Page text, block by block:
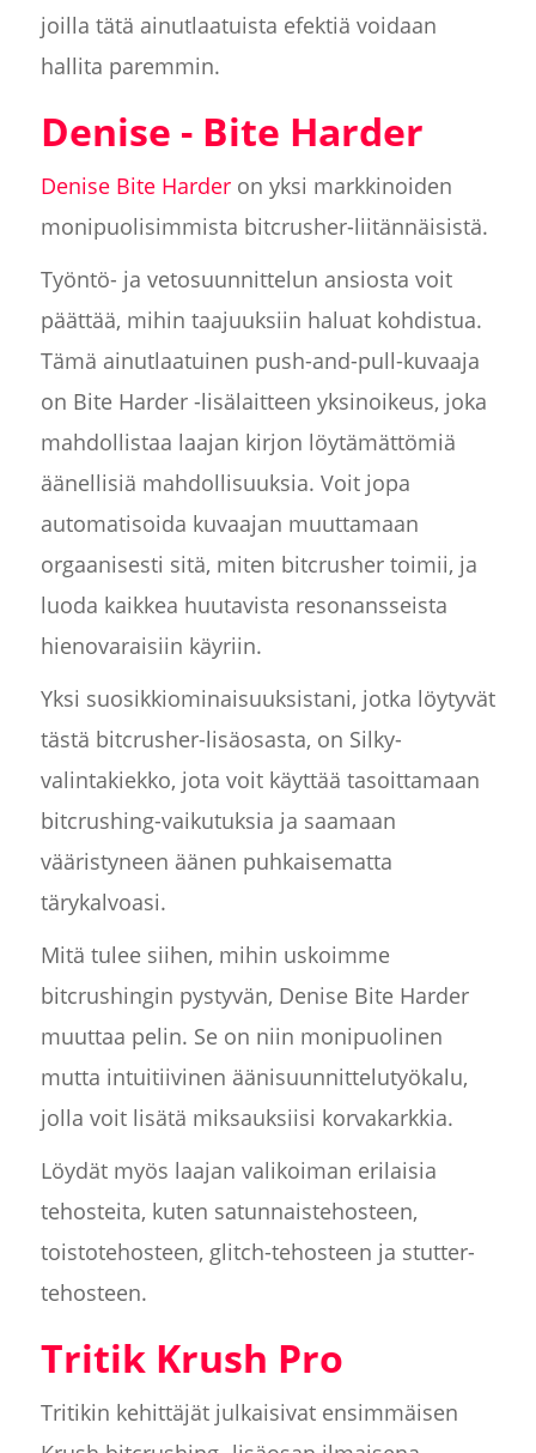
joilla tätä ainutlaatuista efektiä voidaan
hallita paremmin.
Denise - Bite Harder
Denise Bite Harderon yksi markkinoiden
monipuolisimmista bitcrusher-liitännäisistä.
Työntö- ja vetosuunnittelun ansiosta voit
päättää, mihin taajuuksiin haluat kohdistua.
Tämä ainutlaatuinen push-and-pull-kuvaaja
on Bite Harder -lisälaitteen yksinoikeus, joka
mahdollistaa laajan kirjon löytämättömiä
äänellisiä mahdollisuuksia. Voit jopa
automatisoida kuvaajan muuttamaan
orgaanisesti sitä, miten bitcrusher toimii, ja
luoda kaikkea huutavista resonansseista
hienovaraisiin käyriin.
Yksi suosikkiominaisuuksistani, jotka löytyvät
tästä bitcrusher-lisäosasta, on Silky-
valintakiekko, jota voit käyttää tasoittamaan
bitcrushing-vaikutuksia ja saamaan
vääristyneen äänen puhkaisematta
tärykalvoasi.
Mitä tulee siihen, mihin uskoimme
bitcrushingin pystyvän, Denise Bite Harder
muuttaa pelin. Se on niin monipuolinen
mutta intuitiivinen äänisuunnittelutyökalu,
jolla voit lisätä miksauksiisi korvakarkkia.
Löydät myös laajan valikoiman erilaisia
tehosteita, kuten satunnaistehosteen,
toistotehosteen, glitch-tehosteen ja stutter-
tehosteen.
Tritik Krush Pro
Tritikin kehittäjät julkaisivat ensimmäisen